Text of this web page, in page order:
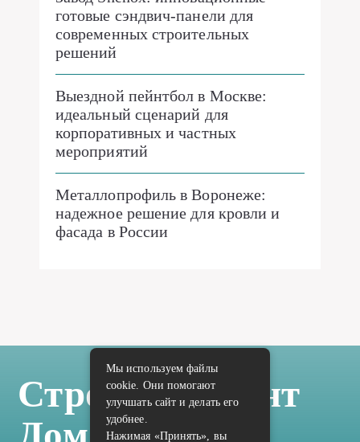
готовые сэндвич-панели для
современных строительных
решений
Выездной пейнтбол в Москве:
идеальный сценарий для
корпоративных и частных
мероприятий
Металлопрофиль в Воронеже:
надежное решение для кровли и
фасада в России
Стройка Ремонт
Мы используем файлы
cookie. Они помогают
улучшать сайт и делать его
удобнее.
Нажимая «Принять», вы